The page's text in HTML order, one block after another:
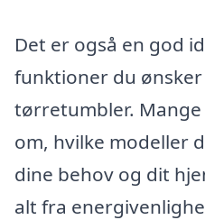
Det er også en god
funktioner du ønsker
tørretumbler.
om, hvilke modeller
dine behov og dit
alt fra